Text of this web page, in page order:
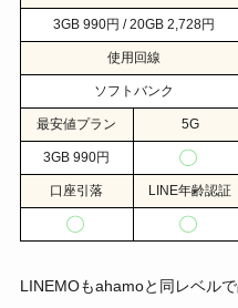
3GB 990円 / 20GB 2,728円
使用回線
ソフトバンク
最安値プラン 5G
3GB 990円
口座引落 LINE年齢認証
LINEMOもahamoと同レベル